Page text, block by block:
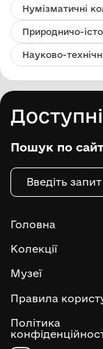
Нумізматичні
Природничо-
Науково-
Пошук по
Головна
Колекції
Музеї
Правила
Політика